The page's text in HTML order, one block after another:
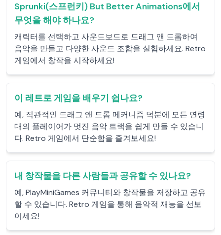
Sprunki(스프런키) But Better Animations에서
무엇을 해야 하나요?
캐릭터를 선택하고 사운드보드로 드래그 앤 드롭하여
음악을 만들고 다양한 사운드 조합을 실험하세요. Retro
게임에서 창작을 시작하세요!
이 레트로 게임을 배우기 쉽나요?
예, 직관적인 드래그 앤 드롭 메커니즘 덕분에 모든 연령
대의 플레이어가 멋진 음악 트랙을 쉽게 만들 수 있습니
다. Retro 게임에서 단순함을 즐겨보세요!
내 창작물을 다른 사람들과 공유할 수 있나요?
예, PlayMiniGames 커뮤니티와 창작물을 저장하고 공유
할 수 있습니다. Retro 게임을 통해 음악적 재능을 선보
이세요!